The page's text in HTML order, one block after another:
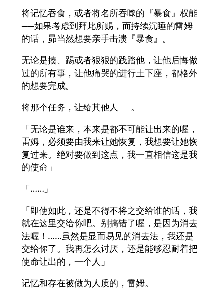
将记忆吞食，或者将名所吞噬的『暴食』权能
──如果考虑到拜此所赐，而持续沉睡的雷姆
的话，昴当然想要亲手击溃『暴食』。
无论是揍、踢或者狠狠的践踏他，让他后悔做
过的所有事，让他痛哭的进行土下座，都格外
的想要完成。
将那个任务，让给其他人──。
「无论是谁来，本来是都不可能让出来的喔，
雷姆，必须要由我来让她恢复，我想要让她恢
复过来。绝对要做到这点，我一直相信这是我
的使命」
「……」
「即使如此，还是不得不将之交给谁的话，我
就在这里交给你吧。别搞错了喔，是因为消去
法喔！……虽然是显而易见的消去法，我还是
交给你了。我再怎么讨厌，还是能够忍耐着把
使命让出的，一个人」
记忆和存在被做为人质的，雷姆。